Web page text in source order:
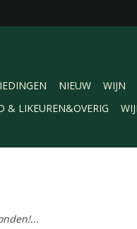
NIEUW WIJN
& LIKEUREN&OVERIG